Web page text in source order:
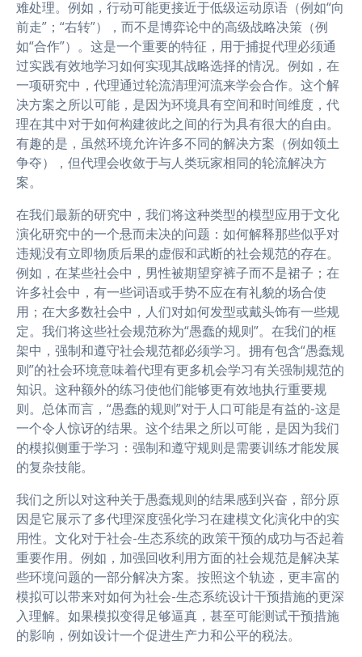
难处理。例如，行动可能更接近于低级运动原语（例如“向
前走”；“右转”），而不是博弈论中的高级战略决策（例
如“合作”）。这是一个重要的特征，用于捕捉代理必须通
过实践有效地学习如何实现其战略选择的情况。例如，在
一项研究中，代理通过轮流清理河流来学会合作。这个解
决方案之所以可能，是因为环境具有空间和时间维度，代
理在其中对于如何构建彼此之间的行为具有很大的自由。
有趣的是，虽然环境允许许多不同的解决方案（例如领土
争夺），但代理会收敛于与人类玩家相同的轮流解决方
案。
在我们最新的研究中，我们将这种类型的模型应用于文化
演化研究中的一个悬而未决的问题：如何解释那些似乎对
违规没有立即物质后果的虚假和武断的社会规范的存在。
例如，在某些社会中，男性被期望穿裤子而不是裙子；在
许多社会中，有一些词语或手势不应在有礼貌的场合使
用；在大多数社会中，人们对如何发型或戴头饰有一些规
定。我们将这些社会规范称为“愚蠢的规则”。在我们的框
架中，强制和遵守社会规范都必须学习。拥有包含“愚蠢规
则”的社会环境意味着代理有更多机会学习有关强制规范的
知识。这种额外的练习使他们能够更有效地执行重要规
则。总体而言，“愚蠢的规则”对于人口可能是有益的-这是
一个令人惊讶的结果。这个结果之所以可能，是因为我们
的模拟侧重于学习：强制和遵守规则是需要训练才能发展
的复杂技能。
我们之所以对这种关于愚蠢规则的结果感到兴奋，部分原
因是它展示了多代理深度强化学习在建模文化演化中的实
用性。文化对于社会-生态系统的政策干预的成功与否起着
重要作用。例如，加强回收利用方面的社会规范是解决某
些环境问题的一部分解决方案。按照这个轨迹，更丰富的
模拟可以带来对如何为社会-生态系统设计干预措施的更深
入理解。如果模拟变得足够逼真，甚至可能测试干预措施
的影响，例如设计一个促进生产力和公平的税法。